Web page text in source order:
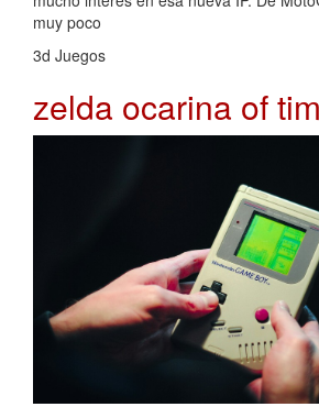
muy poco
3d Juegos
zelda ocarina of